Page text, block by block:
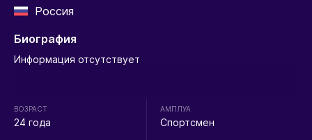
Россия
Биография
Информация отсутствует
ВОЗРАСТ
24 года
АМПЛУА
Спортсмен